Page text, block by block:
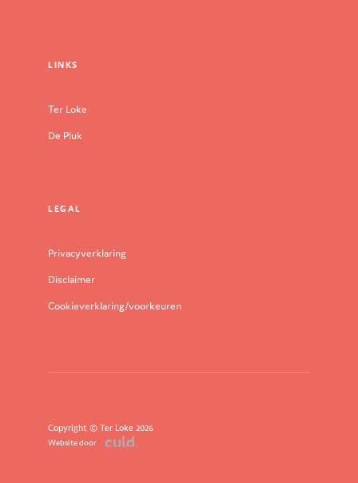
LINKS
Ter Loke
De Pluk
LEGAL
Privacyverklaring
Disclaimer
Cookieverklaring/voorkeuren
Copyright © Ter Loke 2026
Website door